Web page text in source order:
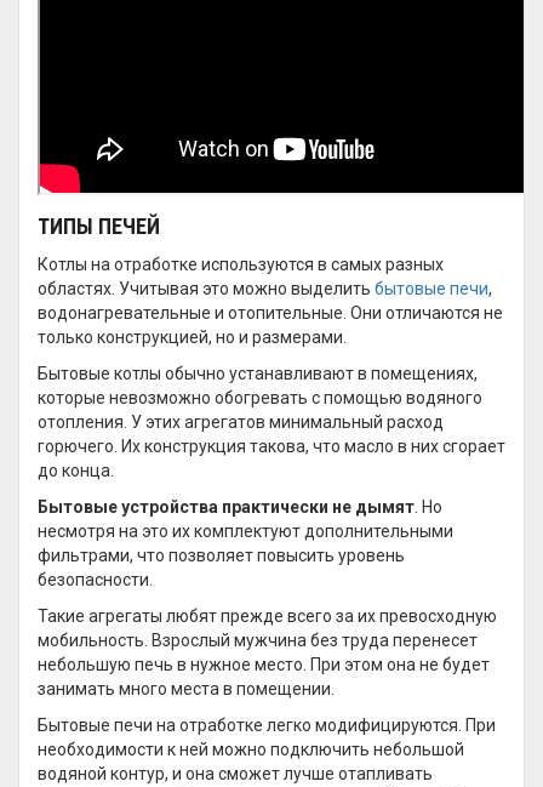
ТИПЫ ПЕЧЕЙ
Котлы на отработке используются в самых разных
областях. Учитывая это можно выделить бытовые печи,
водонагревательные и отопительные. Они отличаются не
только конструкцией, но и размерами.
Бытовые котлы обычно устанавливают в помещениях,
которые невозможно обогревать с помощью водяного
отопления. У этих агрегатов минимальный расход
горючего. Их конструкция такова, что масло в них сгорает
до конца.
Бытовые устройства практически не дымят. Но
несмотря на это их комплектуют дополнительными
фильтрами, что позволяет повысить уровень
безопасности.
Такие агрегаты любят прежде всего за их превосходную
мобильность. Взрослый мужчина без труда перенесет
небольшую печь в нужное место. При этом она не будет
занимать много места в помещении.
Бытовые печи на отработке легко модифицируются. При
необходимости к ней можно подключить небольшой
водяной контур, и она сможет лучше отапливать